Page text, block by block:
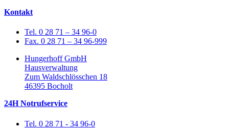
Kontakt
Tel. 0 28 71 – 34 96-0
Fax. 0 28 71 – 34 96-999
Hungerhoff GmbH
Hausverwaltung
Zum Waldschlösschen 18
46395 Bocholt
24H Notrufservice
Tel. 0 28 71 - 34 96-0